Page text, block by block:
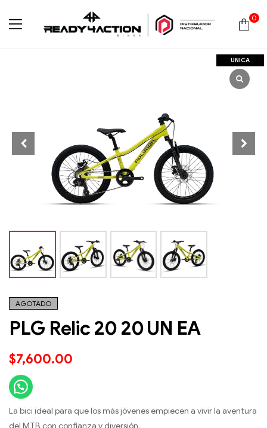
0
UNICA
AGOTADO
PLG Relic 20 20 UN EA
$7,600.00
La bici ideal para que los más jóvenes empiecen a vivir la aventura
del MTB con confianza y diversión.